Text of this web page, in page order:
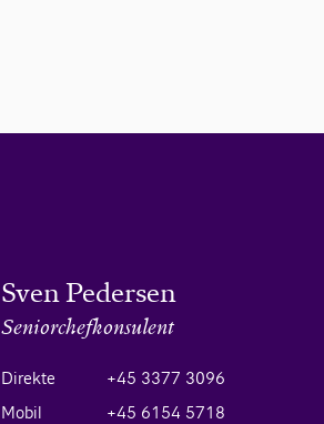
Sven Pedersen
Seniorchefkonsulent
Direkte
+45 3377 3096
Mobil
+45 6154 5718